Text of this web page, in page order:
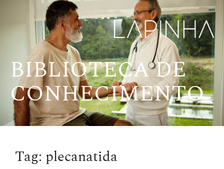
BIBLIOTECA DE
CONHECIMENTO
Tag: plecanatida